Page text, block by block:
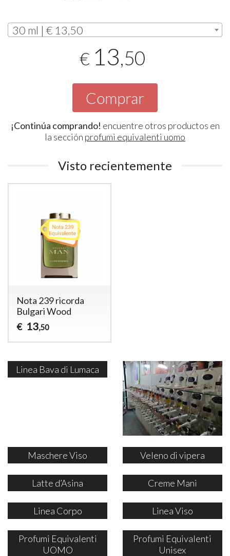
30 ml | € 13,50
€ 13,50
Comprar
¡Continúa comprando! encuentre otros productos en
la sección profumi equivalenti uomo
Visto recientemente
Nota 239 ricorda
Bulgari Wood
€ 13,50
Linea Bava di Lumaca
Maschere Viso Veleno di vipera
Latte d’Asina Creme Mani
Linea Corpo Linea Viso
Profumi Equivalenti
UOMO
Profumi Equivalenti
Unisex